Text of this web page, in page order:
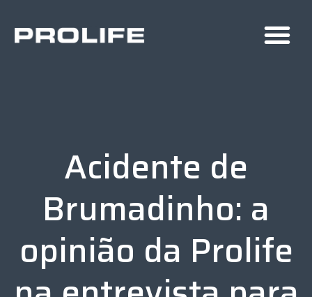
Acidente de
Brumadinho: a
opinião da Prolife